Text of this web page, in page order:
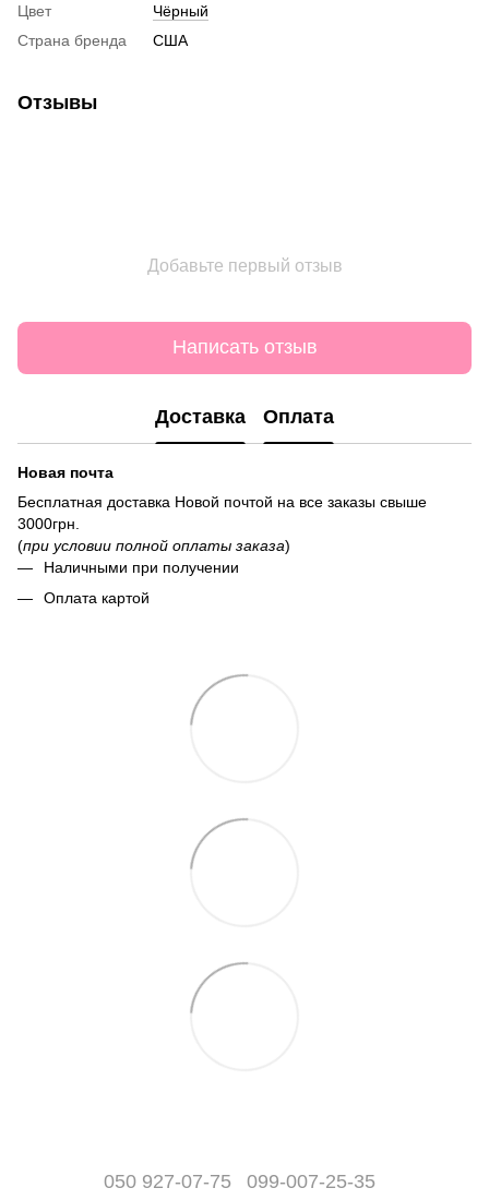
Цвет
Чёрный
Страна бренда
США
Отзывы
Добавьте первый отзыв
Написать отзыв
Доставка Оплата
Новая почта
Бесплатная доставка Новой почтой на все заказы свыше
3000грн.
(при условии полной оплаты заказа)
Наличными при получении
Оплата картой
050 927-07-75 099-007-25-35